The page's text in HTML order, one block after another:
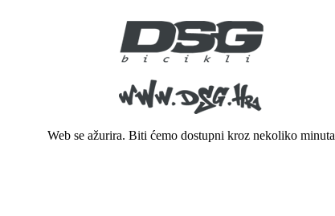
Web se ažurira. Biti ćemo dostupni kroz nekoliko minuta